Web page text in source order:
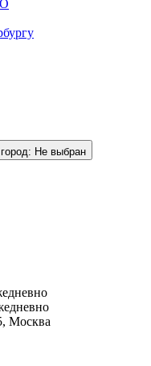
Не выбран
Москва